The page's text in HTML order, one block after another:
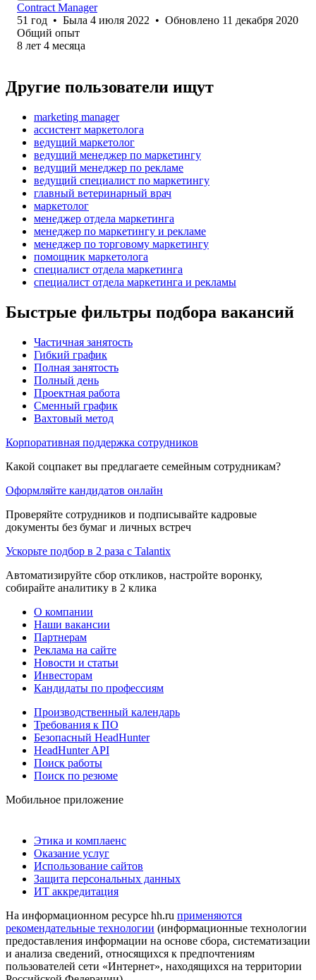
Contract Manager
51 год • Была 4 июля 2022 • Обновлено 11 декабря 2020
Общий опыт
8 лет 4 месяца
Другие пользователи ищут
marketing manager
ассистент маркетолога
ведущий маркетолог
ведущий менеджер по маркетингу
ведущий менеджер по рекламе
ведущий специалист по маркетингу
главный ветеринарный врач
маркетолог
менеджер отдела маркетинга
менеджер по маркетингу и рекламе
менеджер по торговому маркетингу
помощник маркетолога
специалист отдела маркетинга
специалист отдела маркетинга и рекламы
Быстрые фильтры подбора вакансий
Частичная занятость
Гибкий график
Полная занятость
Полный день
Проектная работа
Сменный график
Вахтовый метод
Корпоративная поддержка сотрудников
Какой соцпакет вы предлагаете семейным сотрудникам?
Оформляйте кандидатов онлайн
Проверяйте сотрудников и подписывайте кадровые
документы без бумаг и личных встреч
Ускорьте подбор в 2 раза с Talantix
Автоматизируйте сбор откликов, настройте воронку,
собирайте аналитику в 2 клика
О компании
Наши вакансии
Партнерам
Реклама на сайте
Новости и статьи
Инвесторам
Кандидаты по профессиям
Производственный календарь
Требования к ПО
Безопасный HeadHunter
HeadHunter API
Поиск работы
Поиск по резюме
Мобильное приложение
Этика и комплаенс
Оказание услуг
Использование сайтов
Защита персональных данных
ИТ аккредитация
На информационном ресурсе hh.ru применяются
рекомендательные технологии (информационные технологии
предоставления информации на основе сбора, систематизации
и анализа сведений, относящихся к предпочтениям
пользователей сети «Интернет», находящихся на территории